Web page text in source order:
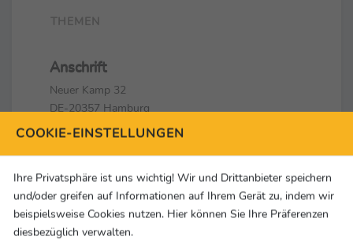
THEMEN
Anschrift
Neuer Kamp 32
DE-20357 Hamburg
+49 40 41260915
+49 40 32086905
kontakt@vivaconagua.org
COOKIE-EINSTELLUNGEN
Ihre Privatsphäre ist uns wichtig! Wir und Drittanbieter speichern
und/oder greifen auf Informationen auf Ihrem Gerät zu, indem wir
beispielsweise Cookies nutzen. Hier können Sie Ihre Präferenzen
diesbezüglich verwalten.